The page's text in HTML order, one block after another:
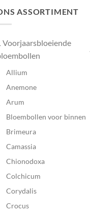
ASSORTIMENT
Voorjaarsbloeiende
Allium
Anemone
Arum
Bloembollen voor binnen
Brimeura
Camassia
Chionodoxa
Colchicum
Corydalis
Crocus